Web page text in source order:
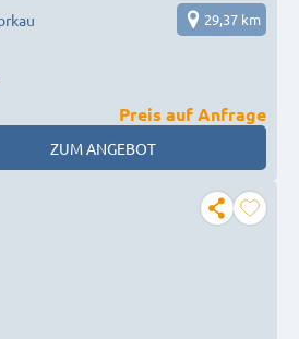
Monteurzimmer/Monteur
29,37 km
Preis auf Anfrage
ZUM ANGEBOT